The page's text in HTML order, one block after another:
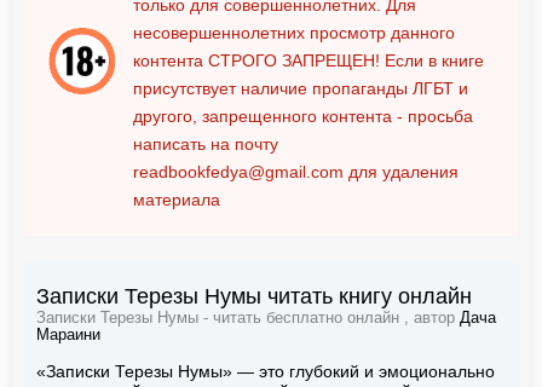
только для совершеннолетних. Для
несовершеннолетних просмотр данного
контента СТРОГО ЗАПРЕЩЕН! Если в книге
присутствует наличие пропаганды ЛГБТ и
другого, запрещенного контента - просьба
написать на почту
readbookfedya@gmail.com для удаления
материала
Записки Терезы Нумы читать книгу онлайн
Записки Терезы Нумы - читать бесплатно онлайн , автор Дача
Мараини
«Записки Терезы Нумы» — это глубокий и эмоционально